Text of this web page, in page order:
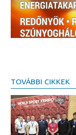
TOVÁBBI CIKKEK